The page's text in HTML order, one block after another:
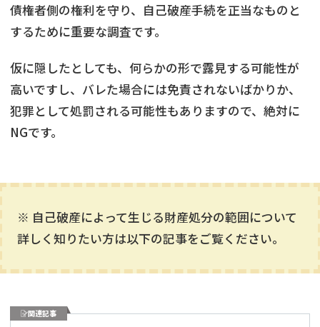
債権者側の権利を守り、自己破産手続を正当なものと
するために重要な調査です。
仮に隠したとしても、何らかの形で露見する可能性が
高いですし、バレた場合には免責されないばかりか、
犯罪として処罰される可能性もありますので、絶対に
NGです。
※ 自己破産によって生じる財産処分の範囲について
詳しく知りたい方は以下の記事をご覧ください。
関連記事